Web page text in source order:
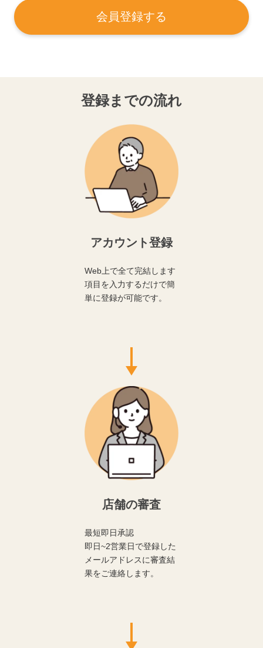
会員登録する
登録までの流れ
アカウント登録
Web上で全て完結します
項目を入力するだけで簡
単に登録が可能です。
店舗の審査
最短即日承認
即日~2営業日で登録した
メールアドレスに審査結
果をご連絡します。